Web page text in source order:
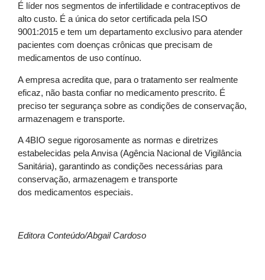
É líder nos segmentos de infertilidade e contraceptivos de
alto custo. É a única do setor certificada pela ISO
9001:2015 e tem um departamento exclusivo para atender
pacientes com doenças crônicas que precisam de
medicamentos de uso contínuo.
A empresa acredita que, para o tratamento ser realmente
eficaz, não basta confiar no medicamento prescrito. É
preciso ter segurança sobre as condições de conservação,
armazenagem e transporte.
A 4BIO segue rigorosamente as normas e diretrizes
estabelecidas pela Anvisa (Agência Nacional de Vigilância
Sanitária), garantindo as condições necessárias para
conservação, armazenagem e transporte
dos medicamentos especiais.
Editora Conteúdo/Abgail Cardoso